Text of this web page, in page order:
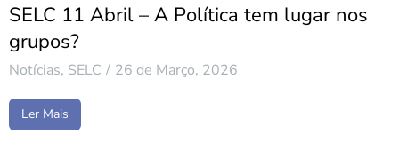
SELC 11 Abril – A Política tem lugar nos
grupos?
Notícias, SELC 26 de Março, 2026
Ler Mais